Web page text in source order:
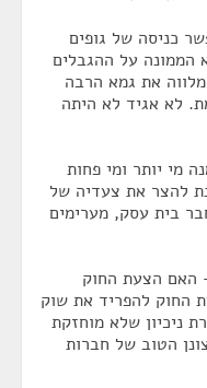
כניסה של גופים
הממונה על ההגבלים
את גמא הרבה
לא אגיד לא היתה
מי יותר ומי פחות
להצר את צעדיה של
בית עסק, מערימים
האם הצעת החוק
להפריד את שוק
ניכיון שלא מוחזקת
הטוב של חברות